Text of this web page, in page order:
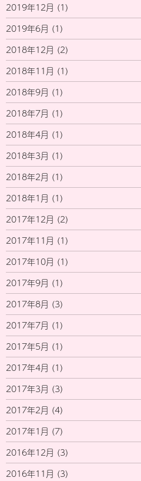
2019年12月 (1)
2019年6月 (1)
2018年12月 (2)
2018年11月 (1)
2018年9月 (1)
2018年7月 (1)
2018年4月 (1)
2018年3月 (1)
2018年2月 (1)
2018年1月 (1)
2017年12月 (2)
2017年11月 (1)
2017年10月 (1)
2017年9月 (1)
2017年8月 (3)
2017年7月 (1)
2017年5月 (1)
2017年4月 (1)
2017年3月 (3)
2017年2月 (4)
2017年1月 (7)
2016年12月 (3)
2016年11月 (3)